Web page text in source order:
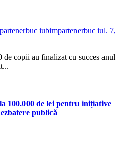
iubimpartenerbuc iul. 7,
100.000 de lei pentru inițiative
publică